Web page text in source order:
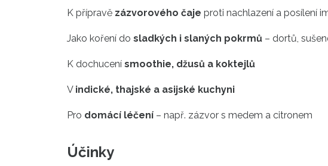
K přípravě zázvorového čaje proti nachlazení a posílení
Jako koření do sladkých i slaných pokrmů – dortů,
K dochucení smoothie, džusů a koktejlů
V indické, thajské a asijské kuchyni
Pro domácí léčení – např. zázvor s medem a citronem
Účinky